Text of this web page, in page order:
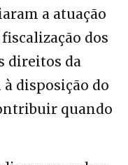
a atuação
dos
direitos da
à disposição do
quando